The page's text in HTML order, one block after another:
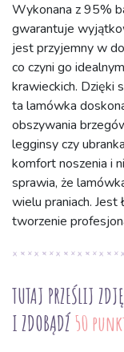
Wykonana z 95%
gwarantuje
jest przyjemny w
co czyni go
krawieckich. Dzięki
ta lamówka
obszywania
legginsy czy
komfort noszenia i
sprawia, że
wielu praniach. Jest
tworzenie
TUTAJ PRZEŚLIJ
I ZDOBĄDŹ 50